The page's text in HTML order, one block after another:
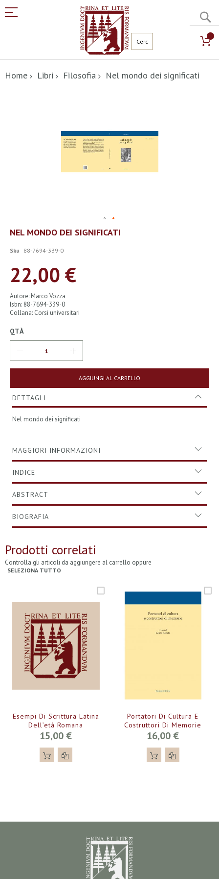
al
contenuto
Home Libri Filosofia Nel mondo dei significati
Vai
all'inizio
galleria
immagini
NEL MONDO DEI SIGNIFICATI
Sku 88-7694-339-0
22,00 €
Autore: Marco Vozza
Isbn: 88-7694-339-0
Collana: Corsi universitari
QTÀ
AGGIUNGI AL CARRELLO
DETTAGLI
Nel mondo dei significati
MAGGIORI INFORMAZIONI
INDICE
ABSTRACT
BIOGRAFIA
Prodotti correlati
Controlla gli articoli da aggiungere al carrello oppure
SELEZIONA TUTTO
Esempi Di Scrittura Latina
Dell’età Romana
15,00 €
Portatori Di Cultura E
Costruttori Di Memorie
16,00 €